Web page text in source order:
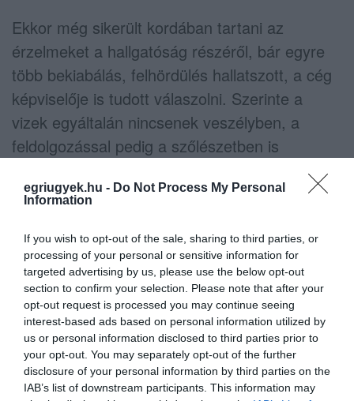
egriugyek.hu - Do Not Process My Personal
Information
If you wish to opt-out of the sale, sharing to third parties, or
processing of your personal or sensitive information for
targeted advertising by us, please use the below opt-out
section to confirm your selection. Please note that after your
opt-out request is processed you may continue seeing
interest-based ads based on personal information utilized by
us or personal information disclosed to third parties prior to
your opt-out. You may separately opt-out of the further
disclosure of your personal information by third parties on the
IAB’s list of downstream participants. This information may
Ekkor még sikerült kordában tartani az
érzelmeket a hallgatóság részéről, bár egyre
több bekiabálás, felhördülés hallatszott, a cég
képviselője is tudott válaszolni. Szerinte a
vizek egyáltalán nincsenek veszélyben, a
feldolgozással pedig a szőlészetben is
használható komposztot tudnak adni cserébe.
A jelenlegi egerszóláti rendezési terv nem
tevékenységet, arra még a
bányakapitányság is rábólintott.Ráadásul
kifüggesztésre is került a terv, a cég a
szabályokat betartva járt el.
Az ezután felszólaló polgármesterek
(egerszóláti, kápolnai, verpeléti, demjéni,